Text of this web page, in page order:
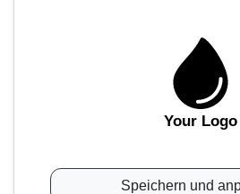
Your Logo
Speichern und